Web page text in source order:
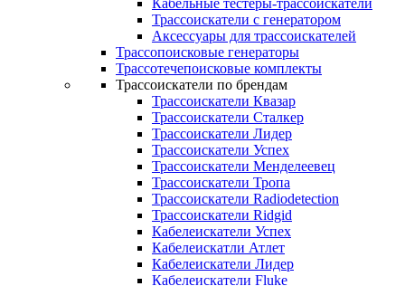
Кабельные тестеры-трассоискатели
Трассоискатели с генератором
Аксессуары для трассоискателей
Трассопоисковые генераторы
Трассотечепоисковые комплекты
Трассоискатели по брендам
Трассоискатели Квазар
Трассоискатели Сталкер
Трассоискатели Лидер
Трассоискатели Успех
Трассоискатели Менделеевец
Трассоискатели Тропа
Трассоискатели Radiodetection
Трассоискатели Ridgid
Кабелеискатели Успех
Кабелеискатли Атлет
Кабелеискатели Лидер
Кабелеискатели Fluke